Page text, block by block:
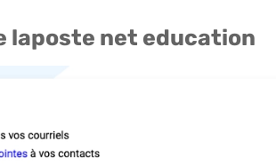
laposte net education